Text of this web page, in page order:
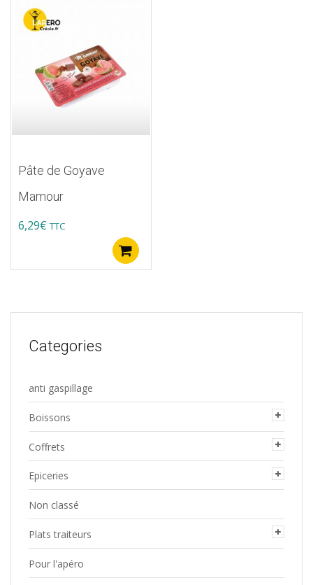
Pâte de Goyave
Mamour
6,29€ TTC
Categories
anti gaspillage
Boissons
Coffrets
Epiceries
Non classé
Plats traiteurs
Pour l'apéro